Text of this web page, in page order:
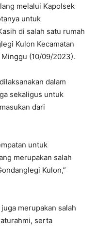
melalui Kapolsek
untuk
di salah satu rumah
Kulon Kecamatan
(10/09/2023).
dalam
sekaligus untuk
dari
untuk
merupakan salah
Kulon,”
merupakan salah
serta